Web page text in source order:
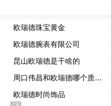
座，所以他讨厌摩羯
在他一无所有要嫁给
家里要求的彩礼。他
表达如果能够等他一
证明不会看错人。我